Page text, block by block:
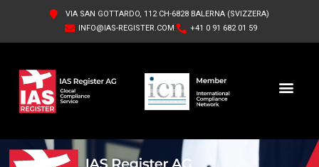
VIA SAN GOTTARDO, 112 CH-6828 BALERNA (SVIZZERA)
INFO@IAS-REGISTER.COM
+41 0 91 682 01 59